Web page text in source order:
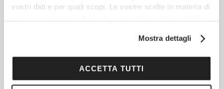
vostri dati e per quali scopi. Le vostre scelte in materia di
modificare o revocare il proprio consenso in qualsiasi
sull'icona di attivazione della privacy.
Mostra dettagli
ACCETTA TUTTI
Fibrosi E Tessuto Connettivo: Quando Il Corpo
Reagisce Contro Se Stesso